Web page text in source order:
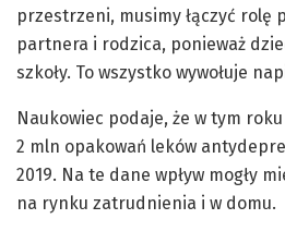
przestrzeni, musimy łączyć rolę
partnera i rodzica, ponieważ
szkoły. To wszystko wywołuje
Naukowiec podaje, że w tym
2 mln opakowań leków
2019. Na te dane wpływ mogły
na rynku zatrudnienia i w domu.